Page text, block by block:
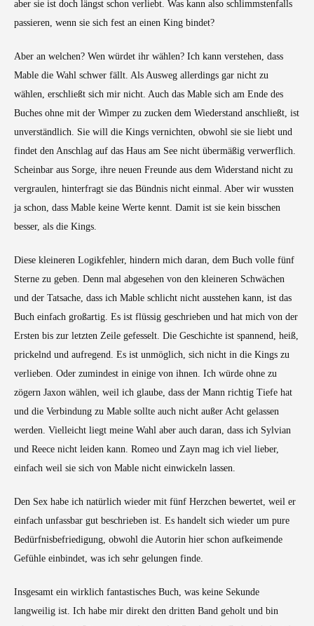
aber sie ist doch längst schon verliebt. Was kann also schlimmstenfalls
passieren, wenn sie sich fest an einen King bindet?
Aber an welchen? Wen würdet ihr wählen? Ich kann verstehen, dass
Mable die Wahl schwer fällt. Als Ausweg allerdings gar nicht zu
wählen, erschließt sich mir nicht. Auch das Mable sich am Ende des
Buches ohne mit der Wimper zu zucken dem Wiederstand anschließt, ist
unverständlich. Sie will die Kings vernichten, obwohl sie sie liebt und
findet den Anschlag auf das Haus am See nicht übermäßig verwerflich.
Scheinbar aus Sorge, ihre neuen Freunde aus dem Widerstand nicht zu
vergraulen, hinterfragt sie das Bündnis nicht einmal. Aber wir wussten
ja schon, dass Mable keine Werte kennt. Damit ist sie kein bisschen
besser, als die Kings.
Diese kleineren Logikfehler, hindern mich daran, dem Buch volle fünf
Sterne zu geben. Denn mal abgesehen von den kleineren Schwächen
und der Tatsache, dass ich Mable schlicht nicht ausstehen kann, ist das
Buch einfach großartig. Es ist flüssig geschrieben und hat mich von der
Ersten bis zur letzten Zeile gefesselt. Die Geschichte ist spannend, heiß,
prickelnd und aufregend. Es ist unmöglich, sich nicht in die Kings zu
verlieben. Oder zumindest in einige von ihnen. Ich würde ohne zu
zögern Jaxon wählen, weil ich glaube, dass der Mann richtig Tiefe hat
und die Verbindung zu Mable sollte auch nicht außer Acht gelassen
werden. Vielleicht liegt meine Wahl aber auch daran, dass ich Sylvian
und Reece nicht leiden kann. Romeo und Zayn mag ich viel lieber,
einfach weil sie sich von Mable nicht einwickeln lassen.
Den Sex habe ich natürlich wieder mit fünf Herzchen bewertet, weil er
einfach unfassbar gut beschrieben ist. Es handelt sich wieder um pure
Bedürfnisbefriedigung, obwohl die Autorin hier schon aufkeimende
Gefühle einbindet, was ich sehr gelungen finde.
Insgesamt ein wirklich fantastisches Buch, was keine Sekunde
langweilig ist. Ich habe mir direkt den dritten Band geholt und bin